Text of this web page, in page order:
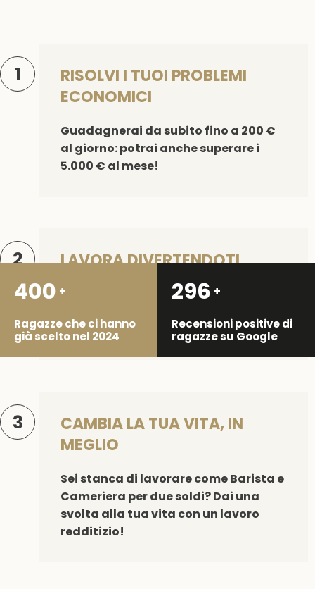
1
RISOLVI I TUOI PROBLEMI
ECONOMICI
Guadagnerai da subito fino a 200 €
al giorno: potrai anche superare i
5.000 € al mese!
2 LAVORA DIVERTENDOTI
Se ami la movida e frequenti già i
perfetto per te!
3
CAMBIA LA TUA VITA, IN
MEGLIO
Sei stanca di lavorare come Barista e
Cameriera per due soldi? Dai una
svolta alla tua vita con un lavoro
redditizio!
400 +
Ragazze che ci hanno
già scelto nel 2024
296 +
Recensioni positive di
ragazze su Google